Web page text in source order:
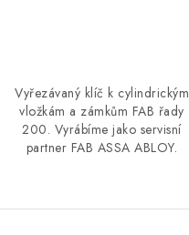
Vyřezávaný klíč k cylindrickým
vložkám a zámkům FAB řady
200. Vyrábíme jako servisní
partner FAB ASSA ABLOY.